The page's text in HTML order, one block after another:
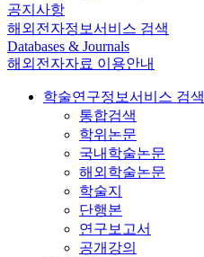
공지사항
해외전자정보서비스 검색
Databases & Journals
해외전자자료 이용안내
학술연구정보서비스 검색
통합검색
학위논문
국내학술논문
해외학술논문
학술지
단행본
연구보고서
공개강의